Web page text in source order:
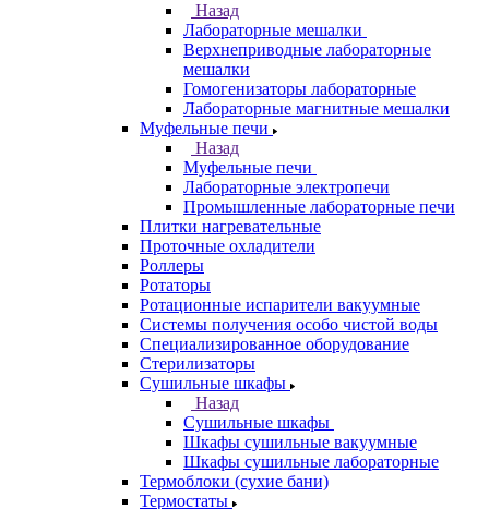
Назад
Лабораторные мешалки
Верхнеприводные лабораторные
мешалки
Гомогенизаторы лабораторные
Лабораторные магнитные мешалки
Муфельные печи
Назад
Муфельные печи
Лабораторные электропечи
Промышленные лабораторные печи
Плитки нагревательные
Проточные охладители
Роллеры
Ротаторы
Ротационные испарители вакуумные
Системы получения особо чистой воды
Специализированное оборудование
Стерилизаторы
Сушильные шкафы
Назад
Сушильные шкафы
Шкафы сушильные вакуумные
Шкафы сушильные лабораторные
Термоблоки (сухие бани)
Термостаты